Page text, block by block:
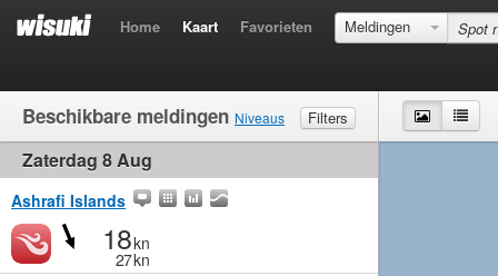
Home Kaart Favorieten Meldingen
Beschikbare meldingen Niveaus
Filters
Wind
Golven
Zaterdag 8 Aug
Ashrafi Islands
18kn
27kn
Kaart